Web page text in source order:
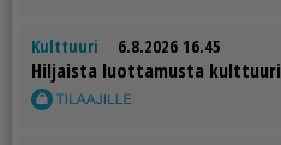
Kulttuuri 6.8.2026 16.45
Hil­jais­ta luot­ta­mus­ta